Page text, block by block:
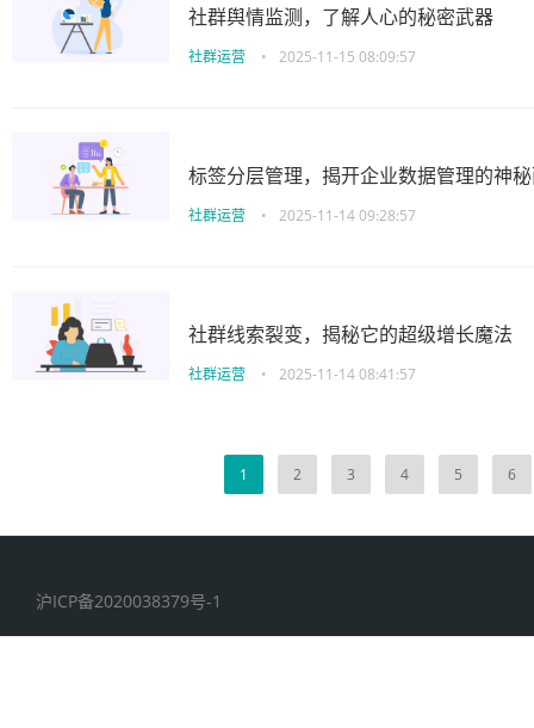
社群舆情监测，了解人心的秘密武器
社群运营 • 2025-11-15 08:09:57
标签分层管理，揭开企业数据管理的神
社群运营 • 2025-11-14 09:28:57
社群线索裂变，揭秘它的超级增长魔法
社群运营 • 2025-11-14 08:41:57
1 2 3 4 5 6
沪ICP备2020038379号-1